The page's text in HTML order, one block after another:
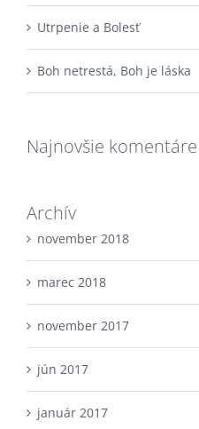
Utrpenie a Bolesť
Boh netrestá, Boh je láska
Najnovšie komentáre
Archív
november 2018
marec 2018
november 2017
jún 2017
január 2017